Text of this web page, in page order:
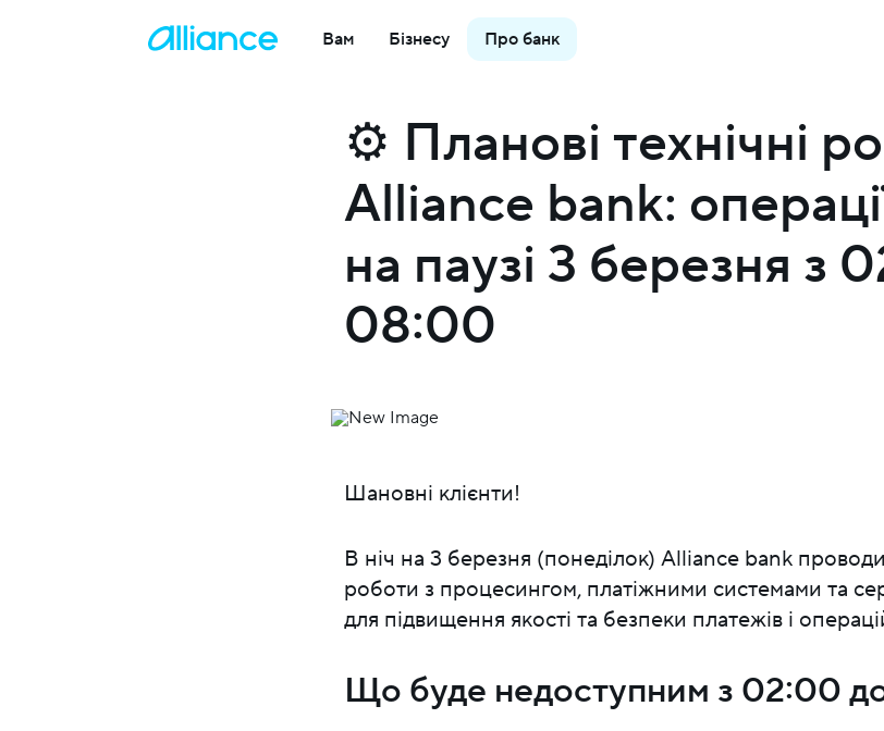
Вам Бізнесу Про банк
⚙️ Планові технічні
Alliance bank:
на паузі 3 березня з
08:00
Шановні клієнти!
В ніч на 3 березня (понеділок) Alliance bank
роботи з процесингом, платіжними системами та
для підвищення якості та безпеки платежів і
Що буде недоступним з 02:00